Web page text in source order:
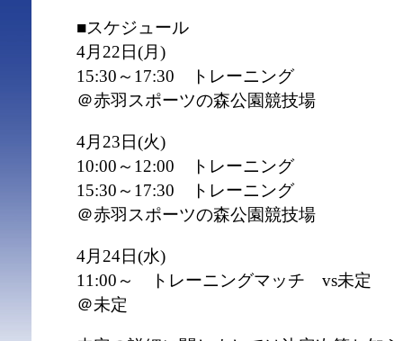
■スケジュール
4月22日(月)
15:30～17:30 トレーニング
＠赤羽スポーツの森公園競技場
4月23日(火)
10:00～12:00 トレーニング
15:30～17:30 トレーニング
＠赤羽スポーツの森公園競技場
4月24日(水)
11:00～ トレーニングマッチ vs未定
＠未定